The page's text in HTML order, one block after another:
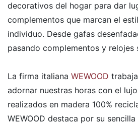
decorativos del hogar para dar
complementos que marcan el
individuo. Desde gafas
pasando complementos y relojes
La firma italiana WEWOOD
adornar nuestras horas con el
realizados en madera 100%
WEWOOD destaca por su